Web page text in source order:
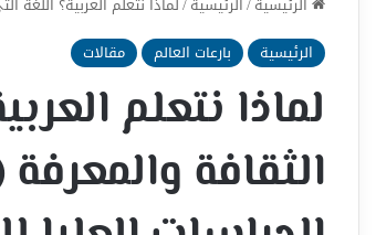
الرئيسية
بارعات العالم مقالات
لماذا نتعلم
الثقافة